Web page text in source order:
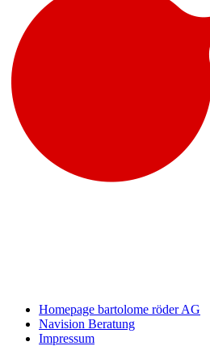
Homepage bartolome röder AG
Navision Beratung
Impressum